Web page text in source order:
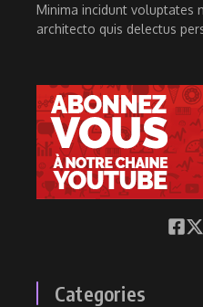
Minima incidunt voluptates
architecto quis delectus
Categories